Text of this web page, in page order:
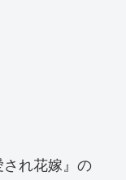
れ花嫁』の